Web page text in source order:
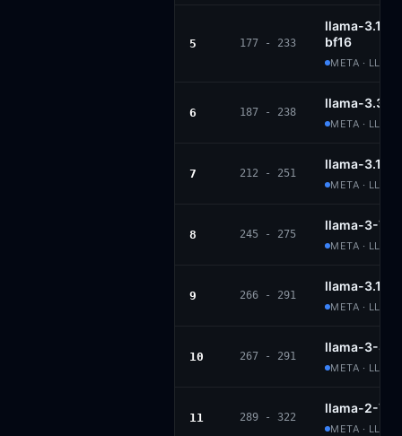
5 177 - 233
llama-3.1-
bf16
META ·
6 187 - 238
llama-3.3-
META ·
7 212 - 251
llama-3.1-
META ·
8 245 - 275
llama-3-
META ·
9 266 - 291
llama-3.1-
META ·
10 267 - 291
llama-3-
META ·
11 289 - 322
llama-2-
META ·